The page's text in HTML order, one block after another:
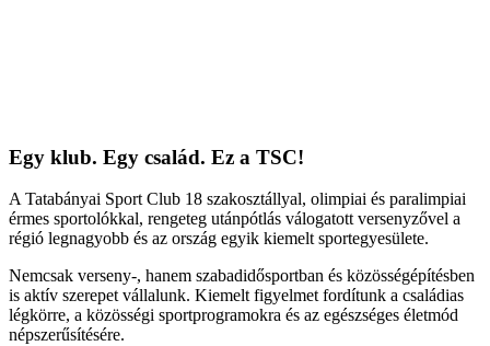
Egy klub. Egy család. Ez a TSC!
A Tatabányai Sport Club 18 szakosztállyal, olimpiai és paralimpiai
érmes sportolókkal, rengeteg utánpótlás válogatott versenyzővel a
régió legnagyobb és az ország egyik kiemelt sportegyesülete.
Nemcsak verseny-, hanem szabadidősportban és közösségépítésben
is aktív szerepet vállalunk. Kiemelt figyelmet fordítunk a családias
légkörre, a közösségi sportprogramokra és az egészséges életmód
népszerűsítésére.